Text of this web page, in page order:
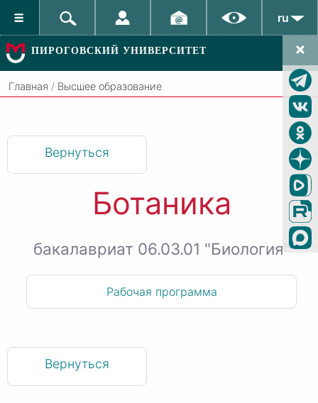
ru
ПИРОГОВСКИЙ УНИВЕРСИТЕТ
Главная / Высшее образование
Вернуться
Ботаника
бакалавриат 06.03.01 "Биология"
Рабочая программа
Вернуться